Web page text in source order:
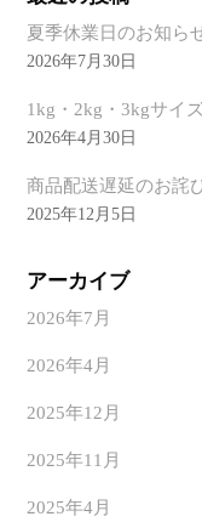
夏季休業日のお知ら
2026年7月30日
1kg・2kg・3kgサイ
2026年4月30日
商品配送遅延のお詫
2025年12月5日
アーカイブ
2026年7月
2026年4月
2025年12月
2025年11月
2025年4月